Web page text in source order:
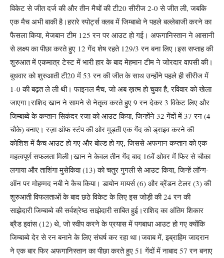
विकेट से जीत दर्ज की और तीन मैचों की टी20 सीरीज 2-0 से जीत ली, जबकि
एक मैच अभी बाकी है।हरारे स्पोर्ट्स क्लब में जिम्बाब्वे ने पहले बल्लेबाजी करने का
फैसला किया, मेजबान टीम 125 रन पर आउट हो गई। अफगानिस्तान ने आसानी
से लक्ष्य का पीछा करते हुए 12 गेंद शेष रहते 129/3 रन बना लिए।इस सप्ताह की
शुरुआत में एकमात्र टेस्ट में भारी हार के बाद मेहमान टीम ने जोरदार वापसी की।
बुधवार को शुरुआती टी20 में 53 रन की जीत के साथ उन्होंने पहले ही सीरीज में
1-0 की बढ़त ले ली थी। फाइनल मैच, जो अब ख़त्म हो चुका है, रविवार को खेला
जाएगा।राशिद खान ने सामने से नेतृत्व करते हुए 9 रन देकर 3 विकेट लिए और
जिम्बाब्वे के कप्तान सिकंदर रजा को आउट किया, जिन्होंने 32 गेंदों में 37 रन (4
चौके) बनाए। रज़ा ऑफ स्टंप की ओर मुड़ती एक गेंद को ड्राइव करने की
कोशिश में कैच आउट हो गए और बोल्ड हो गए, जिससे अफगान कप्तान को एक
महत्वपूर्ण सफलता मिली।खान ने केवल तीन गेंद बाद 16वें ओवर में फिर से चौका
लगाया और ताशिंगा मुसेकिवा (13) को चतुर गुगली से आउट किया, जिन्हें लॉन्ग-
ऑन पर मोहम्मद नबी ने कैच किया। डायोन मायर्स (6) और ब्रेंडन टेलर (3) की
शुरुआती विफलताओं के बाद छठे विकेट के लिए इस जोड़ी की 24 रन की
साझेदारी जिम्बाब्वे की सर्वश्रेष्ठ साझेदारी साबित हुई।राशिद का अंतिम शिकार
ब्रैड इवांस (12) थे, जो स्वीप करने के प्रयास में पगबाधा आउट हो गए क्योंकि
जिम्बाब्वे देर से रन बनाने के लिए संघर्ष कर रहा था।जवाब में, इब्राहिम जादरान
ने एक बार फिर अफगानिस्तान का पीछा करते हुए 51 गेंदों में नाबाद 57 रन बनाए